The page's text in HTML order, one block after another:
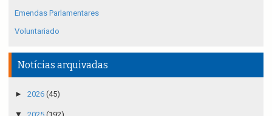
Emendas Parlamentares
Voluntariado
Notícias arquivadas
► 2026 (45)